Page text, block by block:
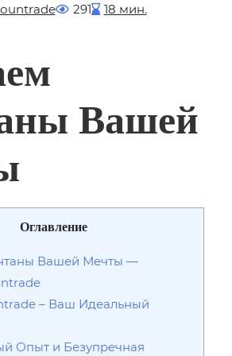
291 18 мин.
Вашей
Оглавление
Вашей Мечты —
– Ваш Идеальный
Опыт и Безупречная